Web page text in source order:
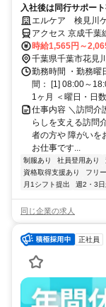
入社後は同行サポー
修以上：必須
エルケア 検見川
アクセス 京成千葉
徒歩約10分、ＪＲ
時給1,565円～
千葉県千葉市花見
勤務時間 ・勤務曜
間： [1] 08:00～
1ヶ月 ＜曜日・日
仕事内容 ＼訪問介
らしを支える訪問
者の方や 障がいを
お仕事です...
制服あり 社員登用あり
資格取得支援あり
フリ
月1シフト提出
週2・3
同じ企業の求人
正社員